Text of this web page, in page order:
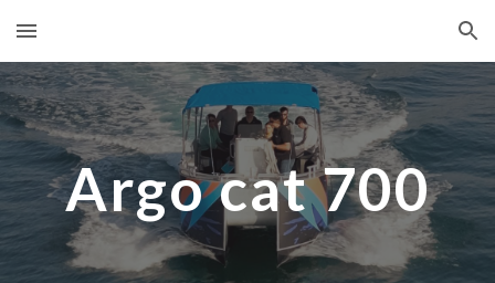
Skip to main content Skip to navigation
Argo cat 700